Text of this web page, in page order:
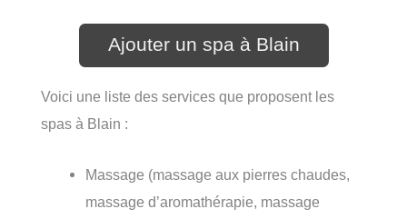
Ajouter un spa à Blain
Voici une liste des services que proposent les
spas à Blain :
Massage (massage aux pierres chaudes,
massage d’aromathérapie, massage